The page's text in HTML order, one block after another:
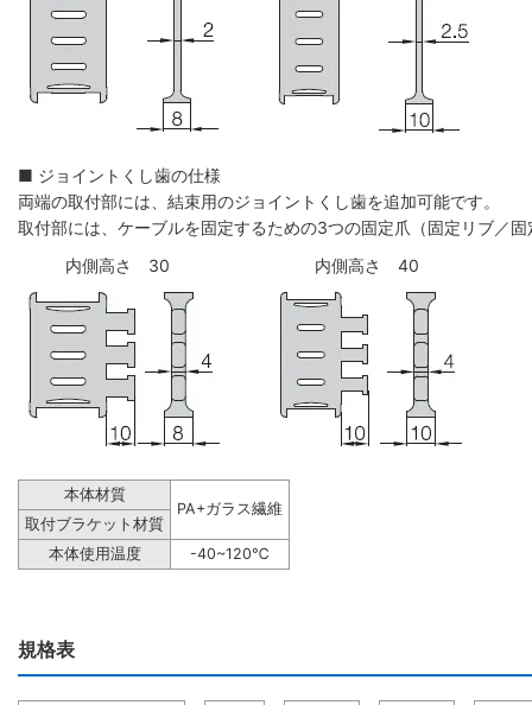
■ ジョイントくし歯の仕様
両端の取付部には、結束用のジョイントくし歯を追加可能です。
取付部には、ケーブルを固定するための3つの固定爪（固定リブ／
内側高さ 30
内側高さ 40
本体材質
PA+ガラス繊維
取付ブラケット材質
本体使用温度
-40~120℃
規格表